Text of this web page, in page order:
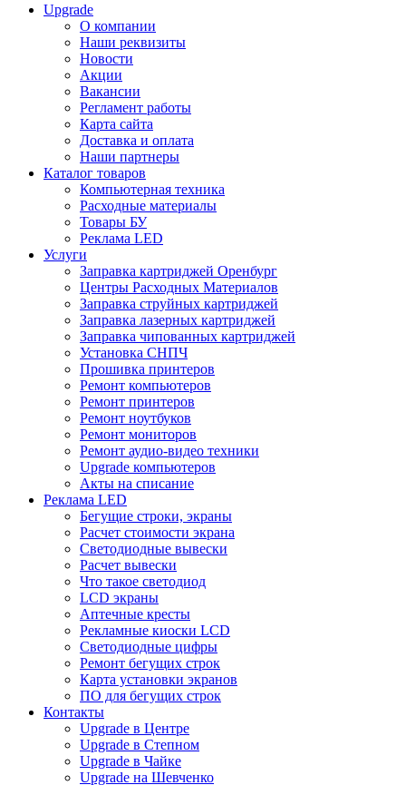
Upgrade
О компании
Наши реквизиты
Новости
Акции
Вакансии
Регламент работы
Карта сайта
Доставка и оплата
Наши партнеры
Каталог товаров
Компьютерная техника
Расходные материалы
Товары БУ
Реклама LED
Услуги
Заправка картриджей Оренбург
Центры Расходных Материалов
Заправка струйных картриджей
Заправка лазерных картриджей
Заправка чипованных картриджей
Установка СНПЧ
Прошивка принтеров
Ремонт компьютеров
Ремонт принтеров
Ремонт ноутбуков
Ремонт мониторов
Ремонт аудио-видео техники
Upgrade компьютеров
Акты на списание
Реклама LED
Бегущие строки, экраны
Расчет стоимости экрана
Светодиодные вывески
Расчет вывески
Что такое светодиод
LCD экраны
Аптечные кресты
Рекламные киоски LCD
Светодиодные цифры
Ремонт бегущих строк
Карта установки экранов
ПО для бегущих строк
Контакты
Upgrade в Центре
Upgrade в Степном
Upgrade в Чайке
Upgrade на Шевченко